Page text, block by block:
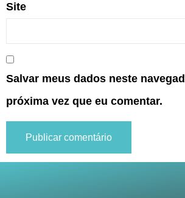
Site
Salvar meus dados neste
próxima vez que eu comentar.